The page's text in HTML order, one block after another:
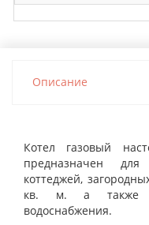
Описание
Котел газовый
предназначен
коттеджей,
кв. м. а также
водоснабжения.